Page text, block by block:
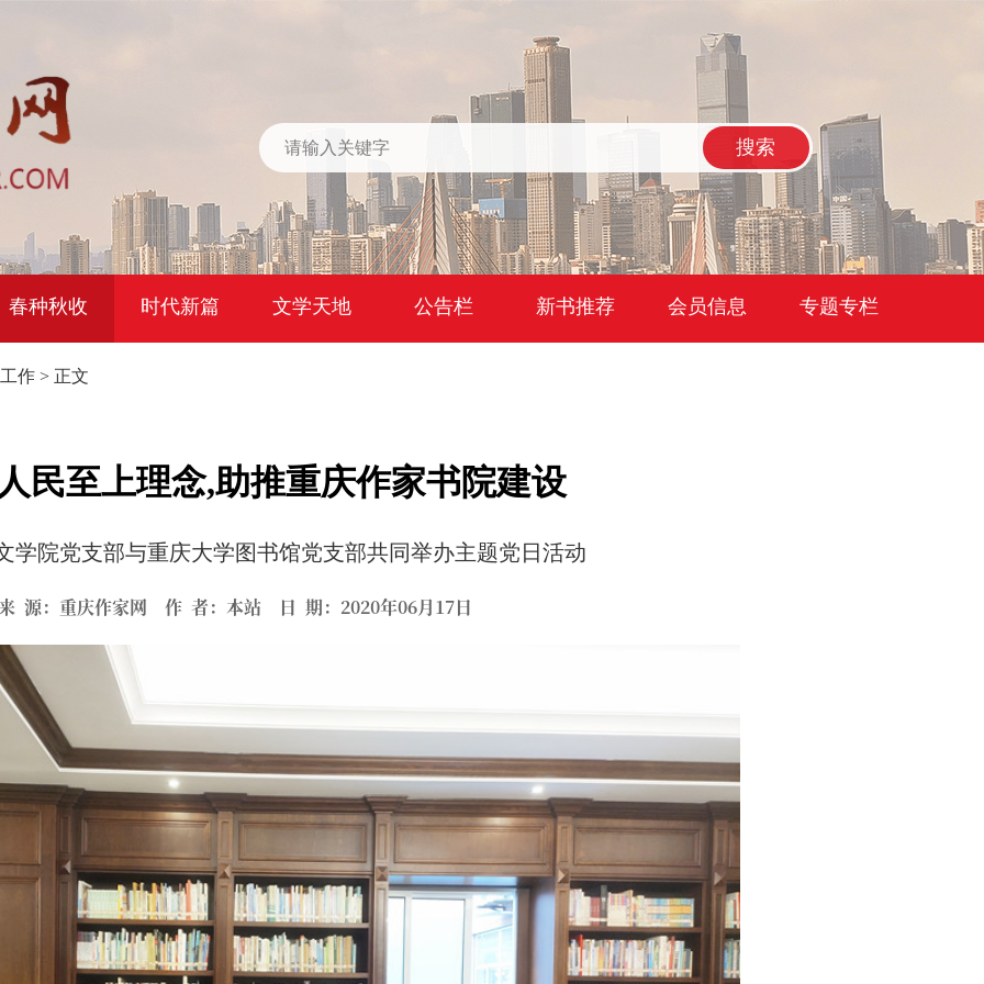
搜索
春种秋收 时代新篇 文学天地 公告栏 新书推荐 会员信息 专题专栏
作 > 正文
民至上理念,助推重庆作家书院建设
院党支部与重庆大学图书馆党支部共同举办主题党日活动
源：重庆作家网 作 者：本站 日 期：2020年06月17日